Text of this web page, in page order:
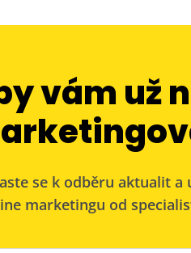
vám už
se k odběru aktualit a
marketingu od